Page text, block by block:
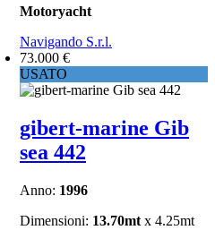
Motoryacht
Navigando S.r.l.
73.000 €
USATO
gibert-marine Gib
sea 442
Anno: 1996
Dimensioni: 13.70mt x 4.25mt